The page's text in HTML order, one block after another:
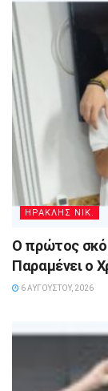
ΗΡΑΚΛΗΣ ΝΙΚ.
Ο πρώτος
Παραμένει ο
6 ΑΥΓΟΎΣΤΟΥ, 2026